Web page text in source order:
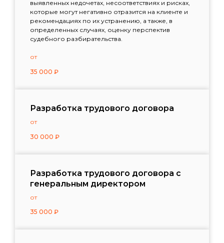
выявленных недочетах, несоответствиях и рисках,
которые могут негативно отразится на клиенте и
рекомендациях по их устранению, а также, в
определенных случаях, оценку перспектив
судебного разбирательства.
от
35 000 ₽
Разработка трудового договора
от
30 000 ₽
Разработка трудового договора с
генеральным директором
от
35 000 ₽